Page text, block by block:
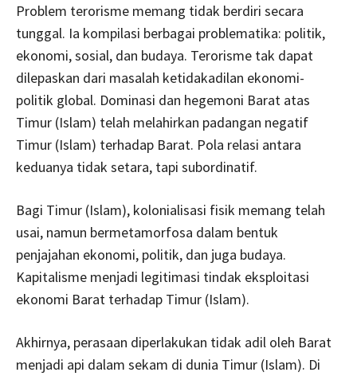
Problem terorisme memang tidak berdiri secara
tunggal. Ia kompilasi berbagai problematika: politik,
ekonomi, sosial, dan budaya. Terorisme tak dapat
dilepaskan dari masalah ketidakadilan ekonomi-
politik global. Dominasi dan hegemoni Barat atas
Timur (Islam) telah melahirkan padangan negatif
Timur (Islam) terhadap Barat. Pola relasi antara
keduanya tidak setara, tapi subordinatif.
Bagi Timur (Islam), kolonialisasi fisik memang telah
usai, namun bermetamorfosa dalam bentuk
penjajahan ekonomi, politik, dan juga budaya.
Kapitalisme menjadi legitimasi tindak eksploitasi
ekonomi Barat terhadap Timur (Islam).
Akhirnya, perasaan diperlakukan tidak adil oleh Barat
menjadi api dalam sekam di dunia Timur (Islam). Di